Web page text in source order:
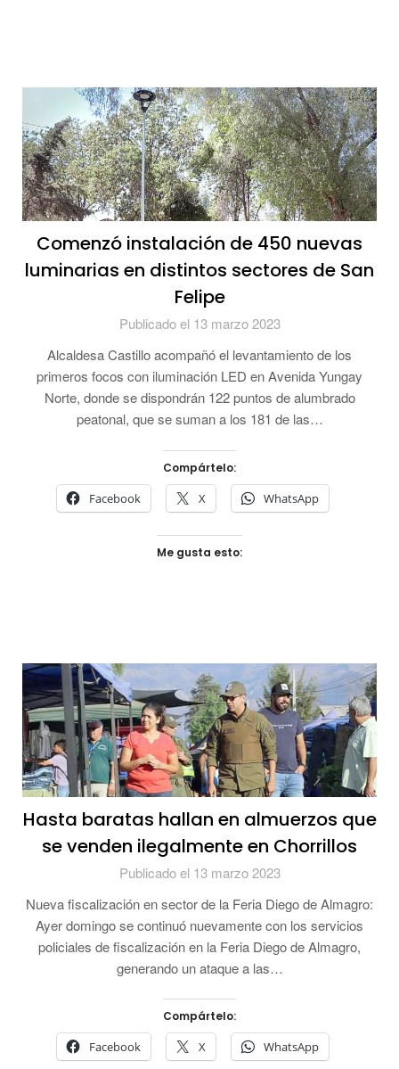
Comenzó instalación de 450 nuevas
luminarias en distintos sectores de San
Felipe
Publicado el 13 marzo 2023
Alcaldesa Castillo acompañó el levantamiento de los
primeros focos con iluminación LED en Avenida Yungay
Norte, donde se dispondrán 122 puntos de alumbrado
peatonal, que se suman a los 181 de las…
Compártelo:
Facebook X WhatsApp
Me gusta esto:
Hasta baratas hallan en almuerzos que
se venden ilegalmente en Chorrillos
Publicado el 13 marzo 2023
Nueva fiscalización en sector de la Feria Diego de Almagro:
Ayer domingo se continuó nuevamente con los servicios
policiales de fiscalización en la Feria Diego de Almagro,
generando un ataque a las…
Compártelo:
Facebook X WhatsApp